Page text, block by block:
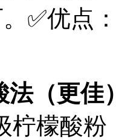
✅优点
法（更佳
柠檬酸